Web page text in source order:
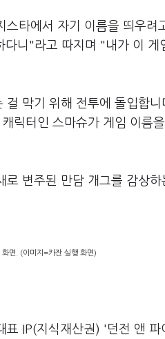
타에서 자기 이름을 띄우려
니"라고 따지며 "내가 이 게
막기 위해 전투에 돌입합
릭터인 스마슈가 게임 이름
변주된 만담 개그를 감상
면. (이미지=카잔 실행 화면)
표 IP(지식재산권) '던전 앤